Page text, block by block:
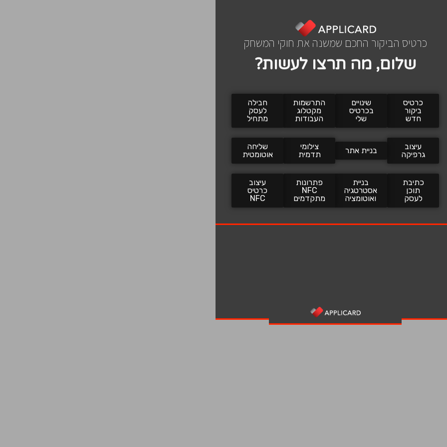
כרטיס הביקור החכם שמשנה את חוקי המשחק
שלום, מה תרצו לעשות?
כרטיס
ביקור
חדש
שינויים
בכרטיס
שלי
התרשמות
מקטלוג
העבודות
חבילה
לעסק
מתחיל
עיצוב
גרפיקה
בניית אתר
צילומי
תדמית
שליחה
אוטומטית
כתיבת
תוכן
לעסק
בניית
אסטרטגיה
ואוטומציה
פתרונות
NFC
מתקדמים
עיצוב
כרטיס
NFC